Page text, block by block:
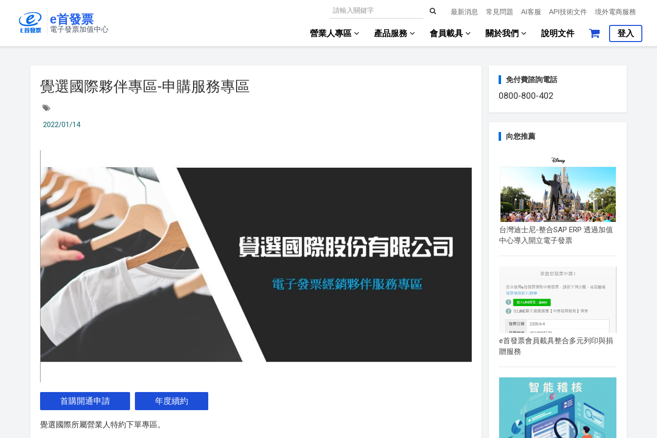
e首發票
電子發票加值中心
最新消息 常見問題 AI客服 API技術文件 境外電商服務
營業人專區 產品服務 會員載具 關於我們 說明文件 登入
覺選國際夥伴專區-申購服務專區
2022/01/14
首購開通申請 年度續約
覺選國際所屬營業人特約下單專區。
免付費諮詢電話
0800-800-402
向您推薦
台灣迪士尼-整合SAP ERP 透過加值
中心導入開立電子發票
e首發票會員載具整合多元列印與捐
贈服務